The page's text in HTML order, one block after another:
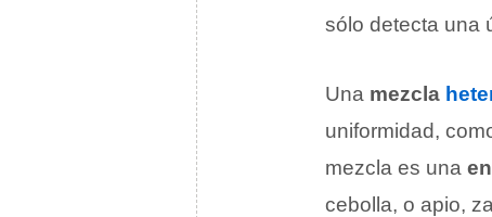
sólo detecta una
Una mezcla
uniformidad,
mezcla es una
cebolla, o apio,